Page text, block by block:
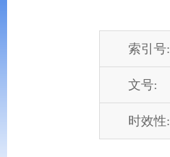
索引号:
文号:
时效性: